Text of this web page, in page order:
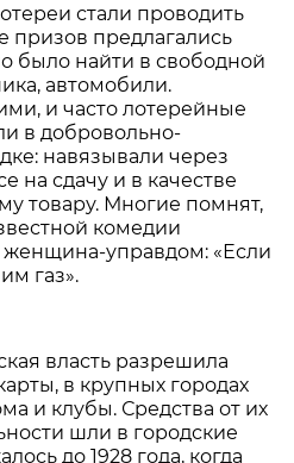
стали проводить
призов предлагались
было найти в свободной
автомобили.
и часто лотерейные
в добровольно-
навязывали через
на сдачу и в качестве
товару. Многие помнят,
комедии
женщина-управдом: «Если
газ».
власть разрешила
в крупных городах
и клубы. Средства от их
шли в городские
до 1928 года, когда